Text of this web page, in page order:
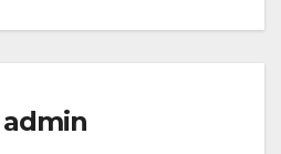
admin